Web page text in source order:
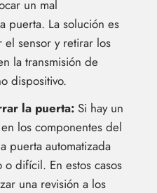
un mal
puerta. La solución es
sensor y retirar los
la transmisión de
dispositivo.
la puerta: Si hay un
los componentes del
puerta automatizada
difícil. En estos casos
una revisión a los